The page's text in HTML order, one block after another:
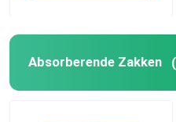
Medische Specimendoos
Absorberende Zakken